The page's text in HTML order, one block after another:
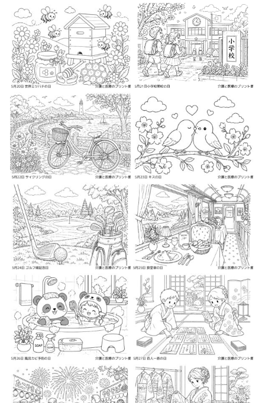
2026-05-7 2026-05-8
2026-05-8 2026-05-9
2026-05-9 2026-05-11
2026-05-11 2026-05-12